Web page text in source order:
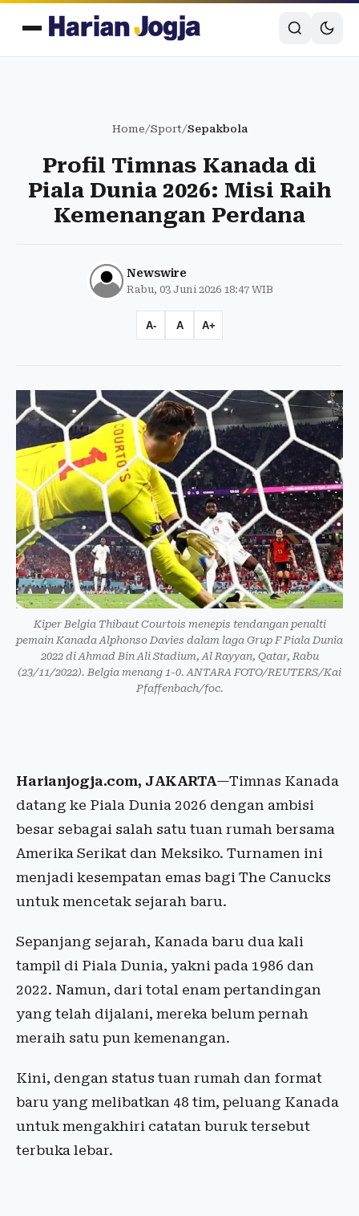
Home/Sport/Sepakbola
Profil Timnas Kanada di
Piala Dunia 2026: Misi Raih
Kemenangan Perdana
Newswire
Rabu, 03 Juni 2026 18:47 WIB
A- A A+
Kiper Belgia Thibaut Courtois menepis tendangan penalti
pemain Kanada Alphonso Davies dalam laga Grup F Piala Dunia
2022 di Ahmad Bin Ali Stadium, Al Rayyan, Qatar, Rabu
(23/11/2022). Belgia menang 1-0. ANTARA FOTO/REUTERS/Kai
Pfaffenbach/foc.
Harianjogja.com, JAKARTA—Timnas Kanada
datang ke Piala Dunia 2026 dengan ambisi
besar sebagai salah satu tuan rumah bersama
Amerika Serikat dan Meksiko. Turnamen ini
menjadi kesempatan emas bagi The Canucks
untuk mencetak sejarah baru.
Sepanjang sejarah, Kanada baru dua kali
tampil di Piala Dunia, yakni pada 1986 dan
2022. Namun, dari total enam pertandingan
yang telah dijalani, mereka belum pernah
meraih satu pun kemenangan.
Kini, dengan status tuan rumah dan format
baru yang melibatkan 48 tim, peluang Kanada
untuk mengakhiri catatan buruk tersebut
terbuka lebar.